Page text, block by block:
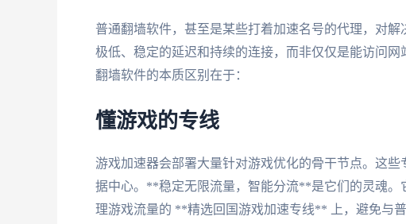
普通翻墙软件，甚至是某些打着加速名号的代理，对
极低、稳定的延迟和持续的连接，而非仅仅是能访问
翻墙软件的本质区别在于：
懂游戏的专线
游戏加速器会部署大量针对游戏优化的骨干节点。这
据中心。**稳定无限流量，智能分流**是它们的灵魂
理游戏流量的 **精选回国游戏加速专线** 上，避免与